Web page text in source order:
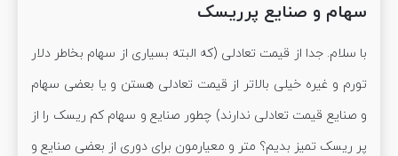
سهام و صنایع پرریسک
با سلام. جدا از قیمت تعادلی (که البته بسیاری از سهام بخاطر دلار
تورم و غیره خیلی بالاتر از قیمت تعادلی هستن و یا بعضی سهام
و صنایع قیمت تعادلی ندارند) چطور صنایع و سهام کم ریسک را از
پر ریسک تمیز بدیم؟ متر و معیارمون برای دوری از بعضی صنایع و